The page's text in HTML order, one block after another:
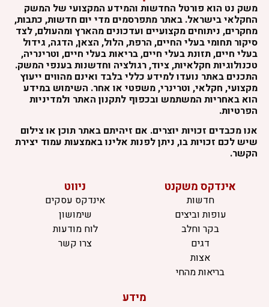
משק נט הוא פורטל החדשות והמידע המקצועי של המשק
החקלאי בישראל. באתר מתפרסמים מדי יום חדשות, כתבות,
מחקרים, ניתוחים מקצועיים ועדכונים מהארץ ומהעולם, לצד
סיקור תחומי בעלי החיים, הרפת, הלול, הצאן, הדגה, גידול
בעלי חיים, תזונת בעלי חיים, בריאות בעלי חיים, וטרינריה,
טכנולוגיות חקלאיות, ציוד, רגולציה וחדשנות בענפי המשק.
התכנים באתר נועדו למידע כללי בלבד ואינם מהווים ייעוץ
מקצועי, חקלאי, וטרינרי, משפטי או אחר. השימוש במידע
הוא באחריות המשתמש ובכפוף לתקנון האתר ולמדיניות
הפרטיות.
אנו מכבדים זכויות יוצרים. אם זיהיתם באתר תוכן או צילום
שיש לכם זכויות בו, ניתן לפנות אלינו באמצעות עמוד יצירת
הקשר.
אינדקס משקנט
חדשות
עופות וביצים
בקר וחלב
דגים
אצות
בריאות מהחי
ניווט
אינדקס עסקים
שימושון
לוח מודעות
צרו קשר
מידע